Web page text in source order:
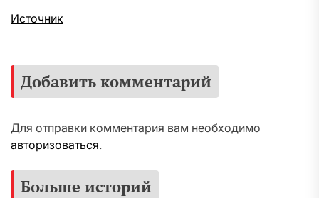
Источник
Добавить комментарий
Для отправки комментария вам необходимо
авторизоваться.
Больше историй